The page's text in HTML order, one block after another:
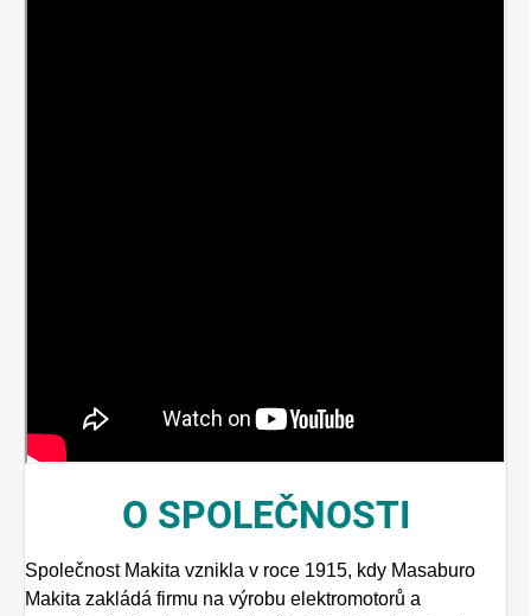
O SPOLEČNOSTI
Společnost Makita vznikla v roce 1915, kdy Masaburo
Makita zakládá firmu na výrobu elektromotorů a